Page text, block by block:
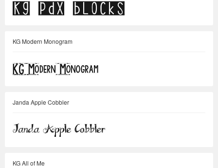
KG Modern Monogram
Janda Apple Cobbler
KG All of Me